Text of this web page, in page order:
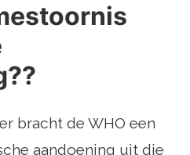
bracht de WHO een
aandoening uit die